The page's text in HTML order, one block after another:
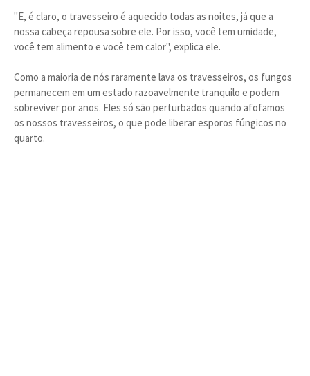
"E, é claro, o travesseiro é aquecido todas as noites, já que a
nossa cabeça repousa sobre ele. Por isso, você tem umidade,
você tem alimento e você tem calor", explica ele.
Como a maioria de nós raramente lava os travesseiros, os fungos
permanecem em um estado razoavelmente tranquilo e podem
sobreviver por anos. Eles só são perturbados quando afofamos
os nossos travesseiros, o que pode liberar esporos fúngicos no
quarto.